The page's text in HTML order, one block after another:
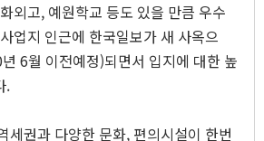
외고, 예원학교 등도 있을 만큼 우수
업지 인근에 한국일보가 새 사옥으
6월 이전예정)되면서 입지에 대한 높
.
세권과 다양한 문화, 편의시설이 한번